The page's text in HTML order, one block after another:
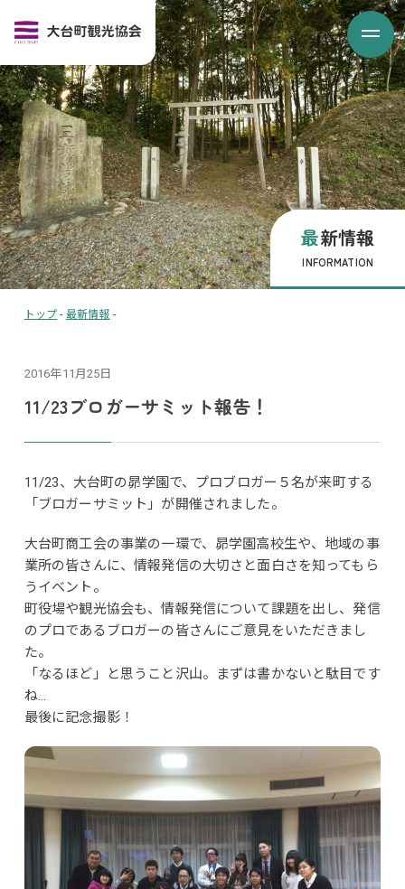
最新情報
INFORMATION
トップ - 最新情報 -
2016年11月25日
11/23ブロガーサミット報告！
11/23、大台町の昴学園で、プロブロガー５名が来町する
「ブロガーサミット」が開催されました。
大台町商工会の事業の一環で、昴学園高校生や、地域の事
業所の皆さんに、情報発信の大切さと面白さを知ってもら
うイベント。
町役場や観光協会も、情報発信について課題を出し、発信
のプロであるブロガーの皆さんにご意見をいただきまし
た。
「なるほど」と思うこと沢山。まずは書かないと駄目です
ね…
最後に記念撮影！